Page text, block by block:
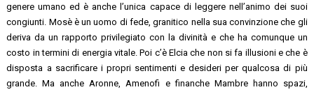
genere umano ed è anche l’unica capace di leggere nell’animo dei suoi
congiunti. Mosè è un uomo di fede, granitico nella sua convinzione che gli
deriva da un rapporto privilegiato con la divinità e che ha comunque un
costo in termini di energia vitale. Poi c’è Elcia che non si fa illusioni e che è
disposta a sacrificare i propri sentimenti e desideri per qualcosa di più
grande. Ma anche Aronne, Amenofi e finanche Mambre hanno spazi,